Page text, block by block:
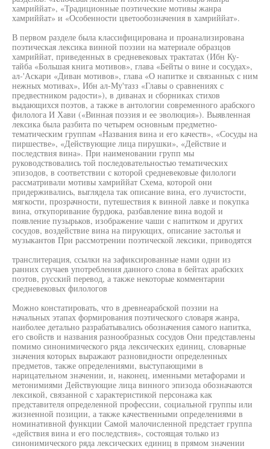
хамриййат», «Традиционные поэтические мотивы жанра
хамриййат» и «Особенности цветообозначения в хамриййат».
В первом разделе была классифицирована и проанализирована
поэтическая лексика винной поэзии на материале образцов
хамриййат, приведенных в средневековых трактатах (Ибн Ку-
тайба «Большая книга мотивов», глава «Бейты о вине и сосудах»,
ал-'Аскари «Диван мотивов», глава «О напитке и связанных с ним
нежных мотивах», Ибн ал-Му'тазз «Главы о сравнениях с
предвестником радости»), в диванах и сборниках стихов
выдающихся поэтов, а также в антологии современного арабского
филолога И Хави («Винная поэзия и ее эволюция»). Выявленная
лексика была разбита по четырем основным предметно-
тематическим группам «Названия вина и его качеств», «Сосуды на
пиршестве», «Действующие лица пирушки», «Действие и
последствия вина». При наименовании групп мы
руководствовались той последовательностью тематических
эпизодов, в соответствии с которой средневековые филологи
рассматривали мотивы хамриййат Схема, которой они
придерживались, выглядела так описание вина, его лучистости,
мягкости, прозрачности, путешествия к винной лавке и покупка
вина, откупоривание бурдюка, разбавление вина водой и
появление пузырьков, изображение чаши с напитком и других
сосудов, воздействие вина на пирующих, описание застолья и
музыкантов При рассмотрении поэтической лексики, приводятся
транслитерация, ссылки на зафиксированные нами одни из
ранних случаев употребления данного слова в бейтах арабских
поэтов, русский перевод, а также некоторые комментарии
средневековых филологов
Можно констатировать, что в древнеарабской поэзии на
начальных этапах формирования поэтического словаря жанра,
наиболее детально разрабатывались обозначения самого напитка,
его свойств и названия разнообразных сосудов Они представлены
помимо синонимического ряда лексических единиц, словарные
значения которых выражают разновидности определенных
предметов, также определениями, выступающими в
нарицательном значении, и, наконец, именными метафорами и
метонимиями Действующие лица винного эпизода обозначаются
лексикой, связанной с характеристикой персонажа как
представителя определенной профессии, социальной группы или
жизненной позиции, а также качественными определениями в
номинативной функции Самой малочисленной предстает группа
«действия вина и его последствия», состоящая только из
синонимического ряда лексических единиц в прямом значении